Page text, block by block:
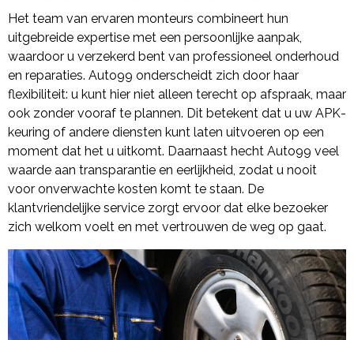
Het team van ervaren monteurs combineert hun
uitgebreide expertise met een persoonlijke aanpak,
waardoor u verzekerd bent van professioneel onderhoud
en reparaties. Auto99 onderscheidt zich door haar
flexibiliteit: u kunt hier niet alleen terecht op afspraak, maar
ook zonder vooraf te plannen. Dit betekent dat u uw APK-
keuring of andere diensten kunt laten uitvoeren op een
moment dat het u uitkomt. Daarnaast hecht Auto99 veel
waarde aan transparantie en eerlijkheid, zodat u nooit
voor onverwachte kosten komt te staan. De
klantvriendelijke service zorgt ervoor dat elke bezoeker
zich welkom voelt en met vertrouwen de weg op gaat.